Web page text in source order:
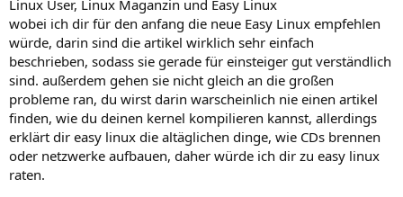
Linux User, Linux Maganzin und Easy Linux
wobei ich dir für den anfang die neue Easy Linux empfehlen
würde, darin sind die artikel wirklich sehr einfach
beschrieben, sodass sie gerade für einsteiger gut verständlich
sind. außerdem gehen sie nicht gleich an die großen
probleme ran, du wirst darin warscheinlich nie einen artikel
finden, wie du deinen kernel kompilieren kannst, allerdings
erklärt dir easy linux die altäglichen dinge, wie CDs brennen
oder netzwerke aufbauen, daher würde ich dir zu easy linux
raten.